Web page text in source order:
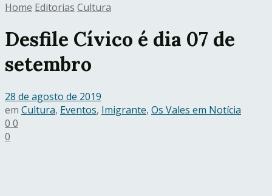
Home Editorias Cultura
Desfile Cívico é dia 07 de
setembro
28 de agosto de 2019
em Cultura, Eventos, Imigrante, Os Vales em Notícia
0 0
0